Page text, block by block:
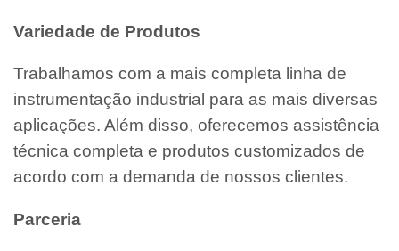
Variedade de Produtos
Trabalhamos com a mais completa linha de
instrumentação industrial para as mais diversas
aplicações. Além disso, oferecemos assistência
técnica completa e produtos customizados de
acordo com a demanda de nossos clientes.
Parceria